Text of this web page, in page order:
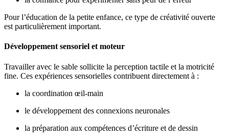
Pour l’éducation de la petite enfance, ce type de créativité ouverte
est particulièrement important.
Développement sensoriel et moteur
Travailler avec le sable sollicite la perception tactile et la motricité
fine. Ces expériences sensorielles contribuent directement à :
la coordination œil-main
le développement des connexions neuronales
la préparation aux compétences d’écriture et de dessin